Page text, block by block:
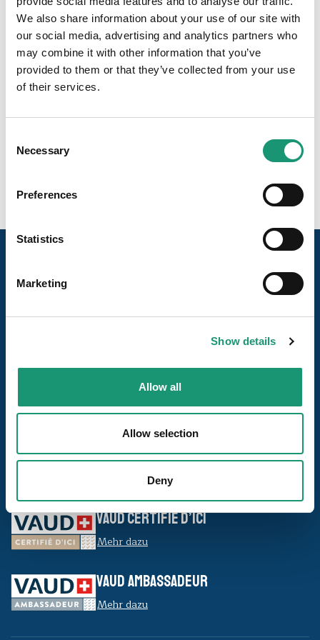
We also share information about your use of our site with
our social media, advertising and analytics partners who
may combine it with other information that you’ve
provided to them or that they’ve collected from your use
of their services.
Selection
Necessary
Preferences
Statistics
Marketing
Show details
Allow all
Allow selection
Deny
pour préparer de bons petits plats !
Kontaktinformationen
Grand'Rue 9
1009 Pully
0217110484
VAUD CERTIFIÉ D’ICI
Mehr dazu
VAUD AMBASSADEUR
Mehr dazu